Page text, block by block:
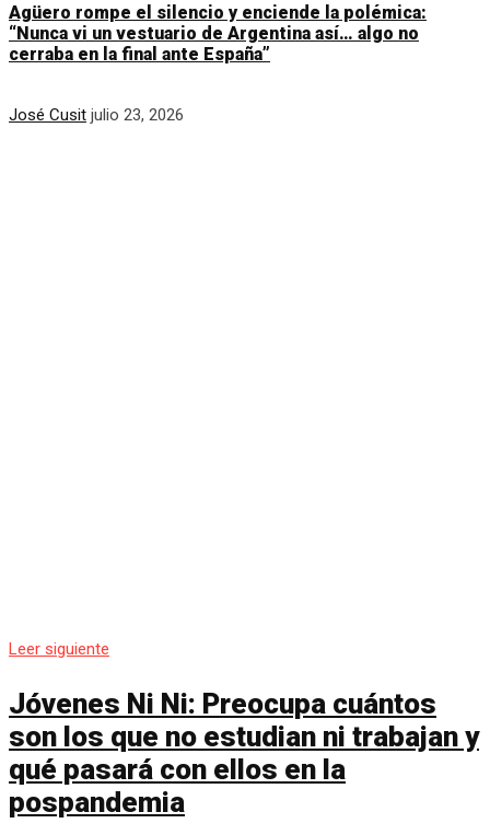
Agüero rompe el silencio y enciende la polémica:
“Nunca vi un vestuario de Argentina así… algo no
cerraba en la final ante España”
José Cusit julio 23, 2026
Leer siguiente
Jóvenes Ni Ni: Preocupa cuántos
son los que no estudian ni trabajan y
qué pasará con ellos en la
pospandemia